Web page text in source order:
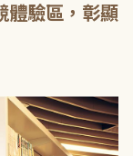
體驗區，彰顯